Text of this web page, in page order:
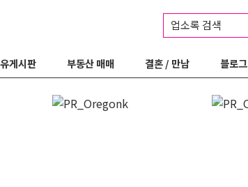
업소록 검색
게시판 부동산 매매 결혼 / 만남 블로그